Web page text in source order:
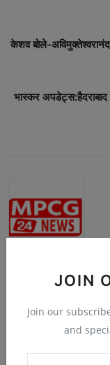
JOIN
Join our
and
केशव बोले-
भास्कर
Related Posts